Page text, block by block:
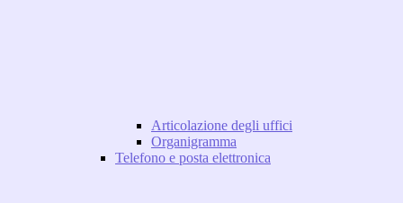
Articolazione degli uffici
Organigramma
Telefono e posta elettronica